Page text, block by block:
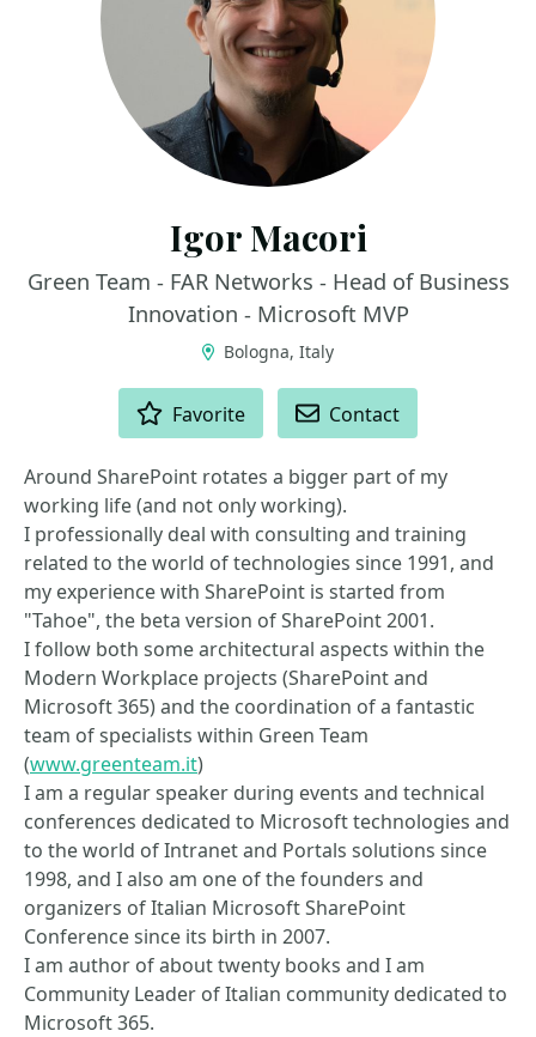
Igor Macori
Green Team - FAR Networks - Head of Business
Innovation - Microsoft MVP
Bologna, Italy
Favorite Contact
Around SharePoint rotates a bigger part of my
working life (and not only working).
I professionally deal with consulting and training
related to the world of technologies since 1991, and
my experience with SharePoint is started from
"Tahoe", the beta version of SharePoint 2001.
I follow both some architectural aspects within the
Modern Workplace projects (SharePoint and
Microsoft 365) and the coordination of a fantastic
team of specialists within Green Team
(www.greenteam.it)
I am a regular speaker during events and technical
conferences dedicated to Microsoft technologies and
to the world of Intranet and Portals solutions since
1998, and I also am one of the founders and
organizers of Italian Microsoft SharePoint
Conference since its birth in 2007.
I am author of about twenty books and I am
Community Leader of Italian community dedicated to
Microsoft 365.